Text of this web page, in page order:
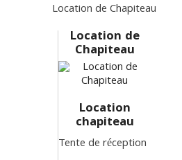
Location de Chapiteau
Location de
Chapiteau
Location
chapiteau
Tente de réception